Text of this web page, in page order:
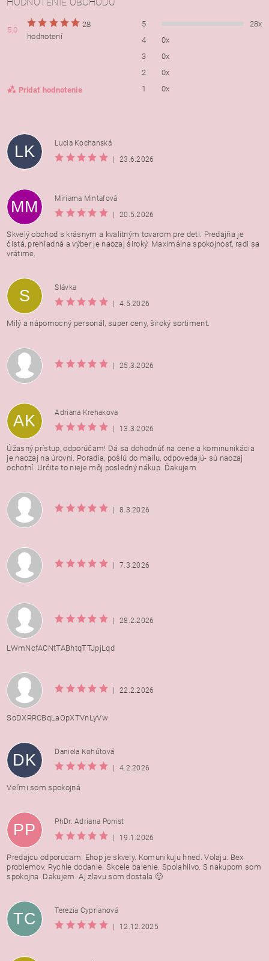
5,0
28
hodnotení
Pridať hodnotenie
5
28x
4
0x
3
0x
2
0x
1
0x
Vložením hodnotenie súhlasíte s
osobných údajov
LK
Lucia Kochanská
|
23.6.2026
MM
Miriama Mintaľová
|
20.5.2026
Skvelý obchod s krásnym a kvalitným tovarom pre deti. Predajňa je
čistá, prehľadná a výber je naozaj široký. Maximálna spokojnosť, radi sa
vrátime.
S
Slávka
|
4.5.2026
Milý a nápomocný personál, super ceny, široký sortiment.
| 25.3.2026
AK
Adriana Krehakova
|
13.3.2026
Úžasný prístup, odporúčam! Dá sa dohodnúť na cene a kominunikácia
je naozaj na úrovni. Poradia, pošlú do mailu, odpovedajú- sú naozaj
ochotní. Určite to nieje môj posledný nákup. Ďakujem
| 8.3.2026
| 7.3.2026
| 28.2.2026
LWmNcfACNtTABhtqTTJpjLqd
| 22.2.2026
SoDXRRCBqLaOpXTVnLyVw
DK
Daniela Kohútová
|
4.2.2026
Veľmi som spokojná
PP
PhDr. Adriana Ponist
|
19.1.2026
Predajcu odporucam. Ehop je skvely. Komunikuju hned. Volaju. Bex
problemov. Rychle dodanie. Skcele balenie. Spolahlivo. S nakupom som
spokojna. Dakujem. Aj zlavu som dostala.🙂
TC
Terezia Cyprianová
|
12.12.2025